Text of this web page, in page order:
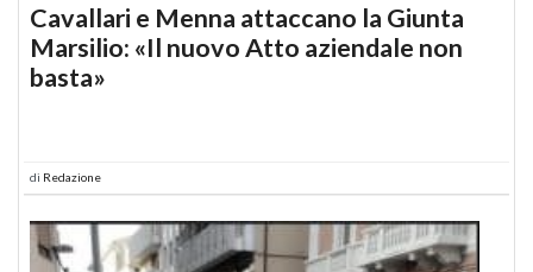
Cavallari e Menna attaccano la Giunta
Marsilio: «Il nuovo Atto aziendale non
basta»
di Redazione